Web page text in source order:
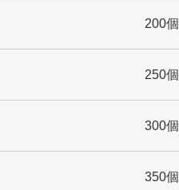
200個
250個
300個
350個